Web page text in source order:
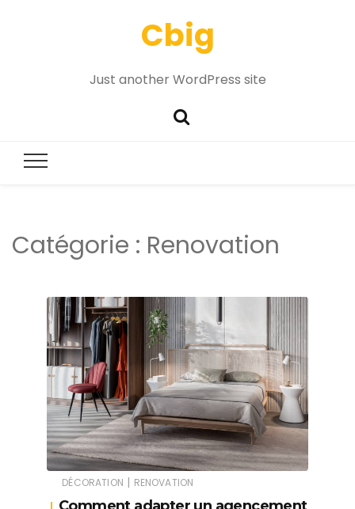
Cbig
Just another WordPress site
Catégorie : Renovation
DÉCORATION | RENOVATION